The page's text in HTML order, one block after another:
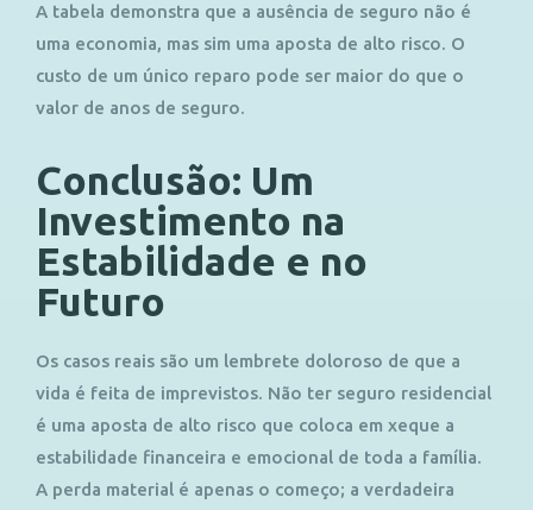
A tabela demonstra que a ausência de seguro não é
uma economia, mas sim uma aposta de alto risco. O
custo de um único reparo pode ser maior do que o
valor de anos de seguro.
Conclusão: Um
Investimento na
Estabilidade e no
Futuro
Os casos reais são um lembrete doloroso de que a
vida é feita de imprevistos. Não ter seguro residencial
é uma aposta de alto risco que coloca em xeque a
estabilidade financeira e emocional de toda a família.
A perda material é apenas o começo; a verdadeira